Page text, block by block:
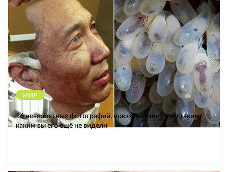
МИР 12188
16 невероятных фотографий, показывающих мир таким,
каким вы его ещё не видели